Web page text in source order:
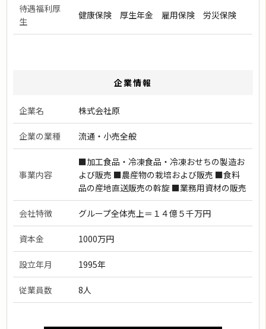
待遇福利厚
生
健康保険 厚生年金 雇用保険 労災保険
企業情報
企業名 株式会社原
企業の業種 流通・小売全般
事業内容
■加工食品・冷凍食品・冷凍おせちの製造お
よび販売 ■農産物の栽培および販売 ■食料
品の産地直送販売の斡旋 ■業務用資材の販売
会社特徴 グループ全体売上＝１４億５千万円
資本金 1000万円
設立年月 1995年
従業員数 8人